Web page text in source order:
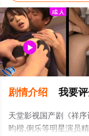
剧情介绍 我要
天堂影视国产剧《祥
昀楷,俐乐等明星演员